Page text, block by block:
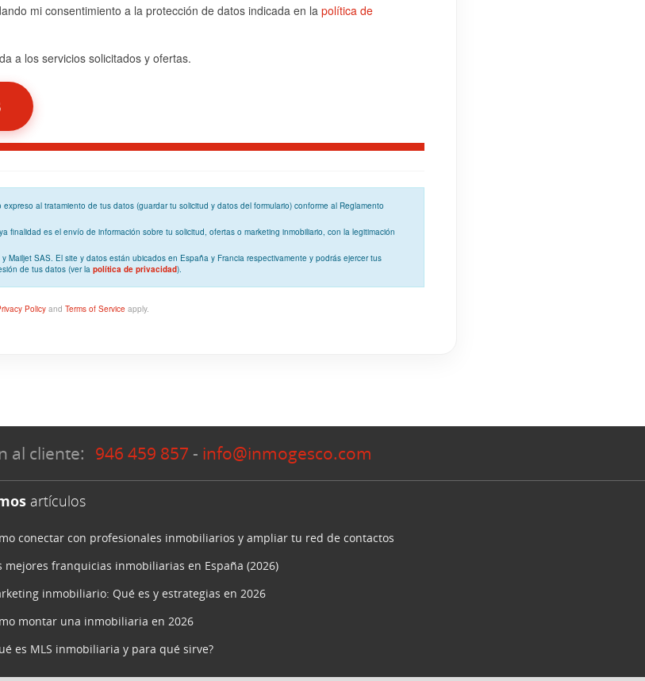
mi consentimiento a la protección de datos indicada en la política de
a los servicios solicitados y ofertas.
expreso al tratamiento de tus datos (guardar tu solicitud y datos del formulario) conforme al Reglamento
finalidad es el envío de información sobre tu solicitud, ofertas o marketing inmobiliario, con la legitimación
Mailjet SAS. El site y datos están ubicados en España y Francia respectivamente y podrás ejercer tus
de tus datos (ver la política de privacidad).
Policy and Terms of Service apply.
al cliente: 946 459 857 - info@inmogesco.com
artículos
conectar con profesionales inmobiliarios y ampliar tu red de contactos
mejores franquicias inmobiliarias en España (2026)
inmobiliario: Qué es y estrategias en 2026
montar una inmobiliaria en 2026
es MLS inmobiliaria y para qué sirve?